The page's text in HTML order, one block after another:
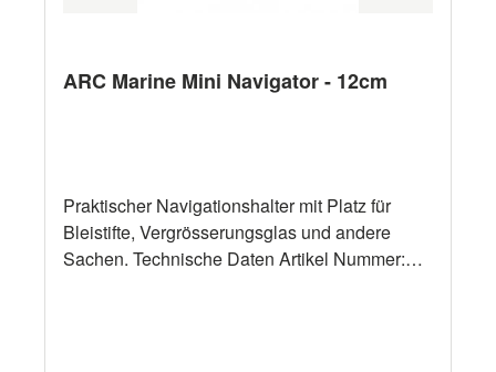
ARC Marine Mini Navigator - 12cm
Praktischer Navigationshalter mit Platz für
Bleistifte, Vergrösserungsglas und andere
Sachen. Technische Daten Artikel Nummer: